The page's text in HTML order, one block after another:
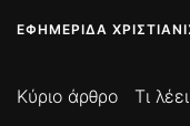
ΕΦΗΜΕΡΊΔΑ
Κύριο άρθρο Τι